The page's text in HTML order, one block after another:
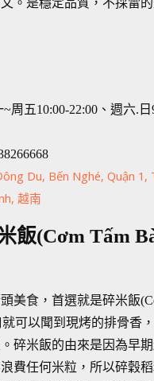
。是穩定品質，不採雷
周五10:00-22:00、週六.日
Du, Bến Nghé, Quận 1,
越南
飯(Cơm Tấm
美食，首選就是碎米飯
就可以聞到現烤的排骨香
碎米飯的由來是因為早
費任何米粒，所以碎穀